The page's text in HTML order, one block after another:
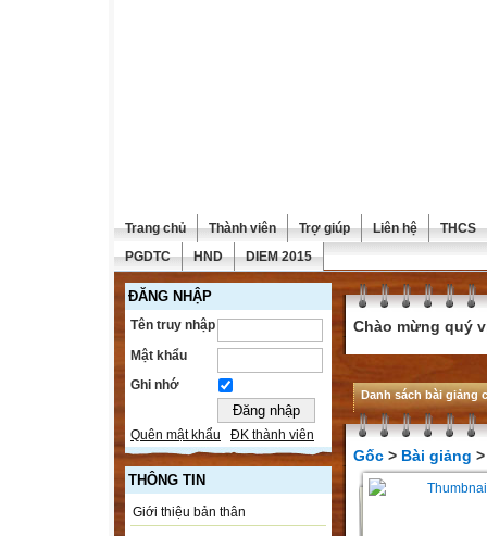
Trang chủ Thành viên Trợ giúp Liên hệ
THCS
PGDTC
HND DIEM 2015
ĐĂNG NHẬP
Tên truy nhập
Mật khẩu
Ghi nhớ
Quên mật khẩu ĐK thành viên
THÔNG TIN
Giới thiệu bản thân
Chào mừng quý
Danh sách bài giảng
Gốc > Bài giảng